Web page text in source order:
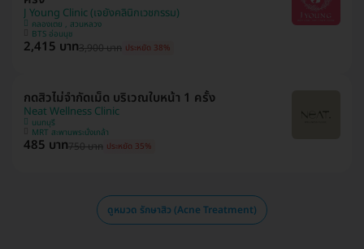
J Young Clinic (เจยังคลินิกเวชกรรม)
คลองเตย , สวนหลวง
BTS อ่อนนุช
2,415 บาท3,900 บาท ประหยัด 38%
กดสิวไม่จำกัดเม็ด บริเวณใบหน้า 1 ครั้ง
Neat Wellness Clinic
นนทบุรี
MRT สะพานพระนั่งเกล้า
485 บาท750 บาท ประหยัด 35%
ดูหมวด รักษาสิว (Acne Treatment)